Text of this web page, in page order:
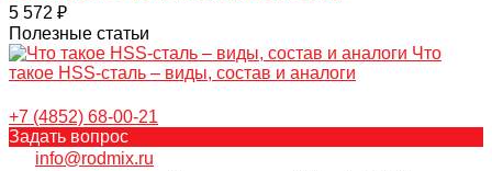
5 572 ₽
Полезные статьи
Что
такое HSS-сталь – виды, состав и аналоги
+7 (4852) 68-00-21
Задать вопрос
info@rodmix.ru